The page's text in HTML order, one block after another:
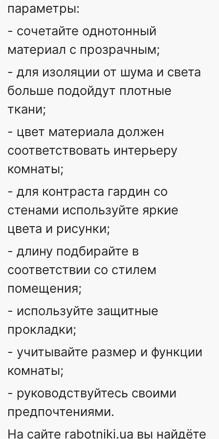
параметры:
- сочетайте однотонный
материал с прозрачным;
- для изоляции от шума и света
больше подойдут плотные
ткани;
- цвет материала должен
соответствовать интерьеру
комнаты;
- для контраста гардин со
стенами используйте яркие
цвета и рисунки;
- длину подбирайте в
соответствии со стилем
помещения;
- используйте защитные
прокладки;
- учитывайте размер и функции
комнаты;
- руководствуйтесь своими
предпочтениями.
На сайте rabotniki.ua вы найдёте